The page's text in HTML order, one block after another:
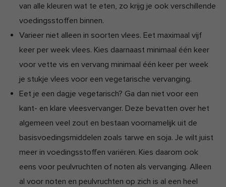
van alle kleuren wat te eten, zo krijg je ook verschillende
voedingsstoffen binnen.
Varieer niet alleen in soorten vlees. Eet maximaal vijf
keer per week vlees. Kies daarnaast minimaal één keer
voor vette vis en vervang minimaal één keer per week
je stukje vlees voor een vegetarische vervanging.
Eet je een dagje vegetarisch? Ga dan niet voor een
kant- en klare vleesvervanger. Deze bevatten over het
algemeen veel zout en bestaan voornamelijk uit de
basisvoedingsmiddelen zoals tarwe en soja. Je wilt juist
meer in voedingsstoffen variëren. Kies daarom ook
eens voor peulvruchten of noten als vervanging. Alleen
al voor noten en peulvruchten op zich is al een heel